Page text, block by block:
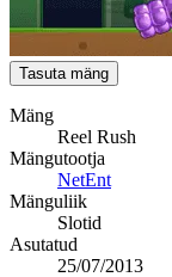
Tasuta mäng
Mäng
Reel Rush
Mängutootja
NetEnt
Mänguliik
Slotid
Asutatud
25/07/2013